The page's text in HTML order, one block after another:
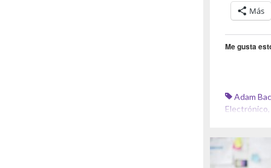
Más
Me gusta
Adam
Electrónico,